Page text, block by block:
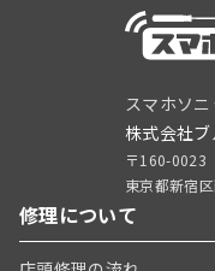
スマホソニ
株式会社ブ
〒160-0023
東京都新宿
修理について